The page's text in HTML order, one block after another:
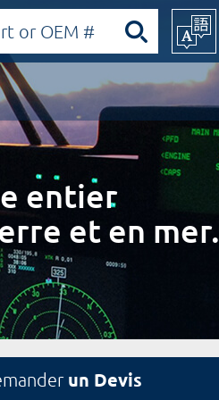
entier
et en mer.
un Devis